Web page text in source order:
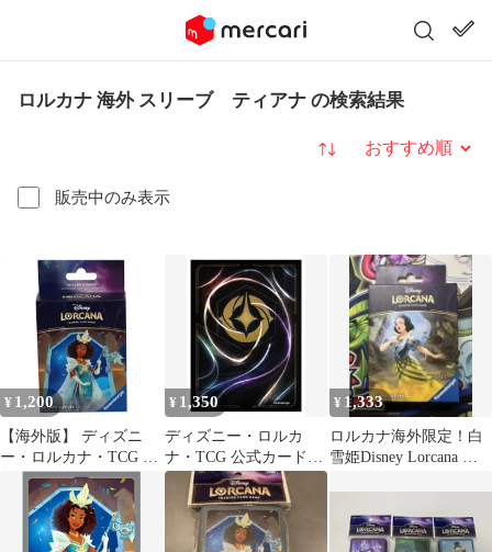
ロルカナ 海外 スリーブ ティアナ の検索結果
販売中のみ表示
並び替え
¥ 1,200
【海外版】 ディズニ
ー・ロルカナ・TCG ス
リーブ ティアナ プリン
セスと魔法のキス 65枚
入 Disney Lorcana TCG
Shimmering Skies Set 5 -
¥ 1,350
ディズニー・ロルカ
ナ・TCG 公式カードス
リーブ 各種
¥ 1,333
ロルカナ海外限定！白
雪姫Disney Lorcana カ